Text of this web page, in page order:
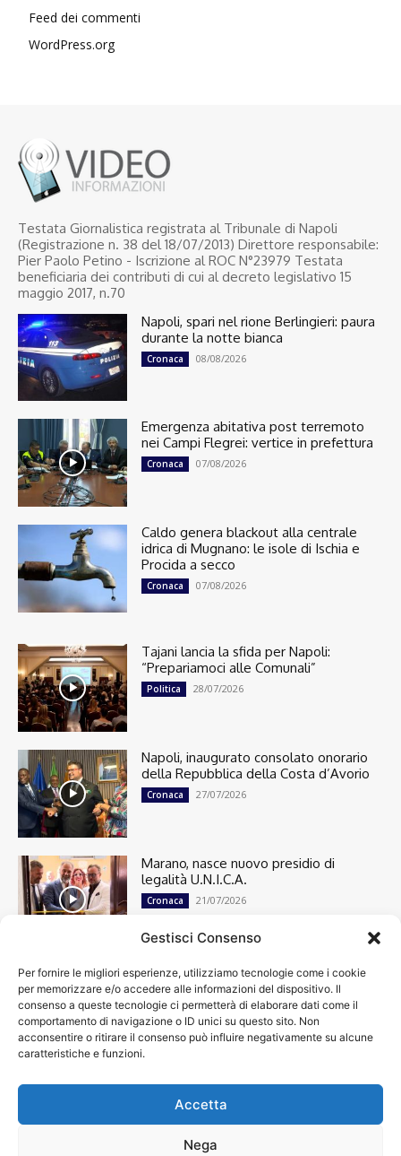
Gestisci Consenso
Per fornire le migliori esperienze, utilizziamo tecnologie come i cookie
per memorizzare e/o accedere alle informazioni del dispositivo. Il
consenso a queste tecnologie ci permetterà di elaborare dati come il
comportamento di navigazione o ID unici su questo sito. Non
acconsentire o ritirare il consenso può influire negativamente su alcune
caratteristiche e funzioni.
Accetta
Nega
Feed dei commenti
WordPress.org
Testata Giornalistica registrata al Tribunale di Napoli
(Registrazione n. 38 del 18/07/2013) Direttore responsabile:
Pier Paolo Petino - Iscrizione al ROC N°23979 Testata
beneficiaria dei contributi di cui al decreto legislativo 15
maggio 2017, n.70
Napoli, spari nel rione Berlingieri: paura
durante la notte bianca
Cronaca 08/08/2026
Emergenza abitativa post terremoto
nei Campi Flegrei: vertice in prefettura
Cronaca 07/08/2026
Caldo genera blackout alla centrale
idrica di Mugnano: le isole di Ischia e
Procida a secco
Cronaca 07/08/2026
Tajani lancia la sfida per Napoli:
“Prepariamoci alle Comunali”
Politica 28/07/2026
Napoli, inaugurato consolato onorario
della Repubblica della Costa d’Avorio
Cronaca 27/07/2026
Marano, nasce nuovo presidio di
legalità U.N.I.C.A.
Cronaca 21/07/2026
Cronaca
13500
Attualità
7304
top
News
4209
Cultura